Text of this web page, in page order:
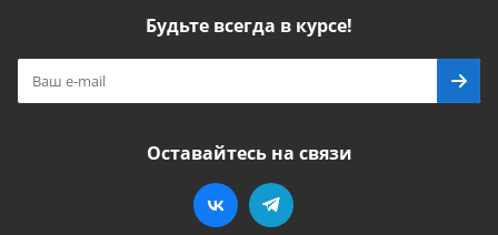
Будьте всегда в курсе!
Оставайтесь на связи